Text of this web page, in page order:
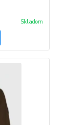
Skladom